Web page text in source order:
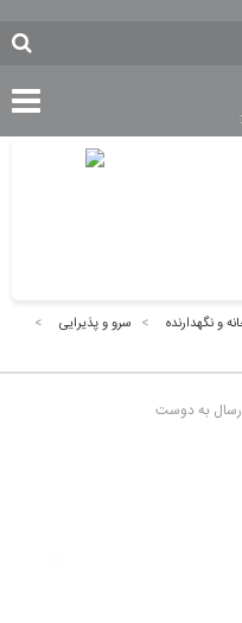
و نگهدارنده > سرو و پذیرایی
>
به دوست